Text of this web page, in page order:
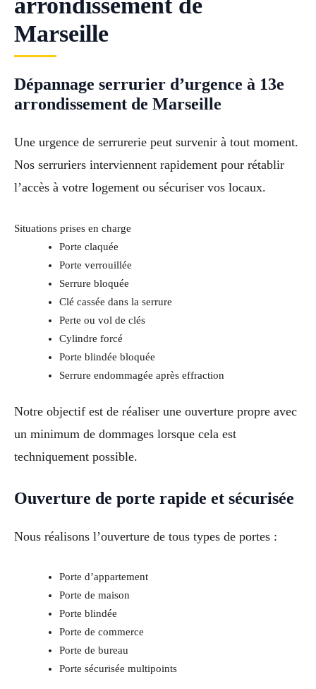
arrondissement de
Marseille
Dépannage serrurier d’urgence à 13e
arrondissement de Marseille
Une urgence de serrurerie peut survenir à tout moment.
Nos serruriers interviennent rapidement pour rétablir
l’accès à votre logement ou sécuriser vos locaux.
Situations prises en charge
Porte claquée
Porte verrouillée
Serrure bloquée
Clé cassée dans la serrure
Perte ou vol de clés
Cylindre forcé
Porte blindée bloquée
Serrure endommagée après effraction
Notre objectif est de réaliser une ouverture propre avec
un minimum de dommages lorsque cela est
techniquement possible.
Ouverture de porte rapide et sécurisée
Nous réalisons l’ouverture de tous types de portes :
Porte d’appartement
Porte de maison
Porte blindée
Porte de commerce
Porte de bureau
Porte sécurisée multipoints